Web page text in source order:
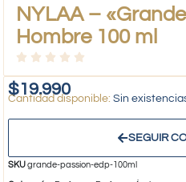
NYLAA –
Hombre 100 ml
$19.990 Sin
SEGUIR
SKUgrande-passion-edp-100ml